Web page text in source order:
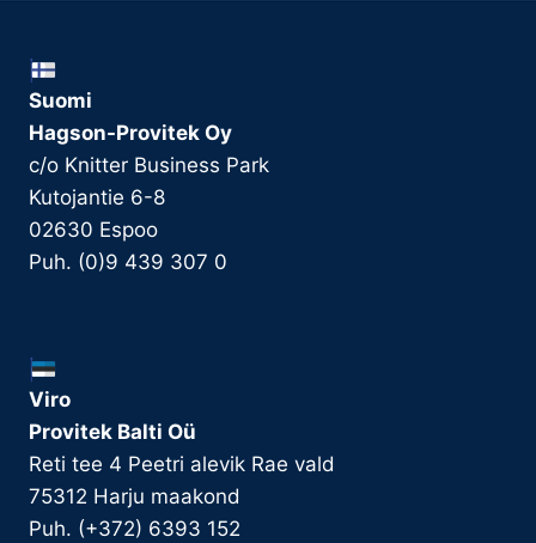
Suomi
Hagson-Provitek Oy
c/o Knitter Business Park
Kutojantie 6-8
02630 Espoo
Puh. (0)9 439 307 0
Viro
Provitek Balti Oü
Reti tee 4 Peetri alevik Rae vald
75312 Harju maakond
Puh. (+372) 6393 152